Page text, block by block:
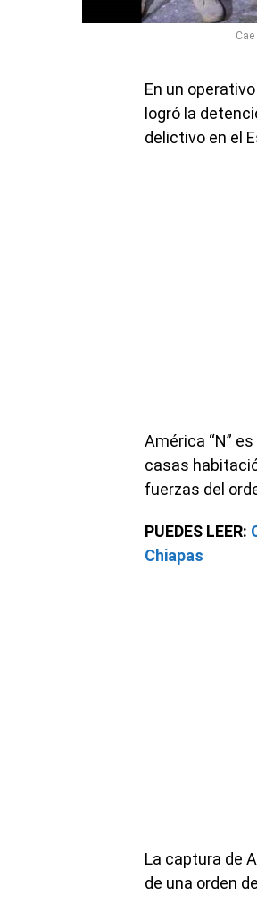
En un
logró la
delictivo en el
América “N”
casas
fuerzas del
PUEDES LEER:
Chiapas
La captura de
de una orden